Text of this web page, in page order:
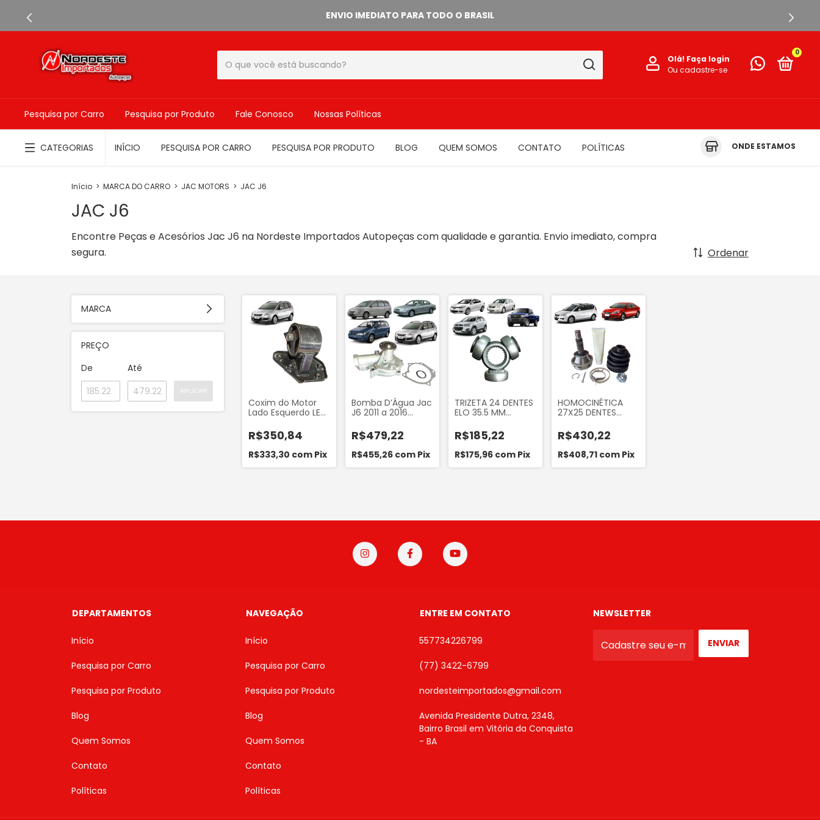
ENVIO IMEDIATO PARA TODO O BRASIL
Olá! Faça login
Ou cadastre-se
0
Pesquisa por Carro Pesquisa por Produto Fale Conosco Nossas Políticas
CATEGORIAS INÍCIO PESQUISA POR CARRO PESQUISA POR PRODUTO BLOG QUEM SOMOS CONTATO POLÍTICAS ONDE ESTAMOS
Início > MARCA DO CARRO > JAC MOTORS > JAC J6
JAC J6
Encontre Peças e Acesórios Jac J6 na Nordeste Importados Autopeças com qualidade e garantia. Envio imediato, compra
segura.
Ordenar
MARCA
PREÇO
De
Até
Coxim do Motor
Lado Esquerdo LE
do Jac Motors J6
2.0 16V 2010 a 2016
Mando JAC256
R$350,84
R$333,30 com Pix
Bomba D’Água Jac
J6 2011 a 2016
2004 Sonata 2.4
1998 a 2001 Trajet
2.0 2000 a 2008
Magentis 2.0 2001
a 2005 Takao
R$479,22
R$455,26 com Pix
TRIZETA 24 DENTES
ELO 35.5 MM
A 2012 SENTRA
2007... FLUENCE
2011... CAPTIVA 2011...
JAC J6 2011...
R$185,22
R$175,96 com Pix
HOMOCINÉTICA
27X25 DENTES
2011... JAC J6 1.5
2011...
R$430,22
R$408,71 com Pix
DEPARTAMENTOS
Início
Pesquisa por Carro
Pesquisa por Produto
Blog
Quem Somos
Contato
Políticas
NAVEGAÇÃO
Início
Pesquisa por Carro
Pesquisa por Produto
Blog
Quem Somos
Contato
Políticas
ENTRE EM CONTATO
557734226799
(77) 3422-6799
nordesteimportados@gmail.com
Avenida Presidente Dutra, 2348,
Bairro Brasil em Vitória da Conquista
- BA
NEWSLETTER